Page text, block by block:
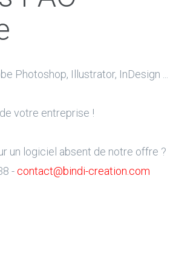
Photoshop, Illustrator, InDesign ...
votre entreprise !
un logiciel absent de notre offre ?
- contact@bindi-creation.com